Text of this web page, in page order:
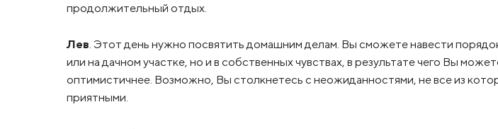
продолжительный отдых.
Лев. Этот день нужно посвятить домашним делам. Вы сможете навести
или на дачном участке, но и в собственных чувствах, в результате чего Вы
оптимистичнее. Возможно, Вы столкнетесь с неожиданностями, не все из
приятными.